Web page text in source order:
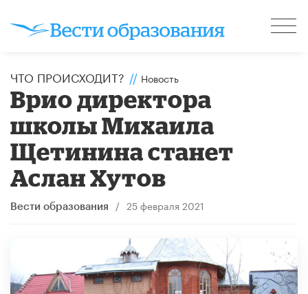
ЧТО ПРОИСХОДИТ? // Новость
Врио директора
школы Михаила
Щетинина станет
Аслан Хутов
Вести образования / 25 февраля 2021